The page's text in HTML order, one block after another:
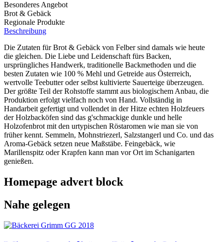
Besonderes Angebot
Brot & Gebäck
Regionale Produkte
Beschreibung
Die Zutaten für Brot & Gebäck von Felber sind damals wie heute
die gleichen. Die Liebe und Leidenschaft fürs Backen,
ursprüngliches Handwerk, traditionelle Backmethoden und die
besten Zutaten wie 100 % Mehl und Getreide aus Österreich,
wertvolle Teebutter oder selbst kultivierte Sauerteige überzeugen.
Der größte Teil der Rohstoffe stammt aus biologischem Anbau, die
Produktion erfolgt vielfach noch von Hand. Vollständig in
Handarbeit gefertigt und vollendet in der Hitze echten Holzfeuers
der Holzbacköfen sind das g'schmackige dunkle und helle
Holzofenbrot mit den urtypischen Röstaromen wie man sie von
früher kennt. Semmeln, Mohnstriezerl, Salzstangerl und Co. und das
Aroma-Gebäck setzen neue Maßstäbe. Feingebäck, wie
Marillenspitz oder Krapfen kann man vor Ort im Schanigarten
genießen.
Homepage advert block
Nahe gelegen